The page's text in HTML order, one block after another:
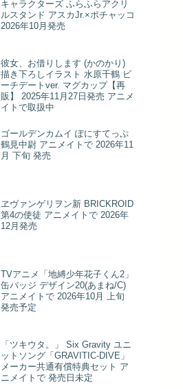
キャラクターズ ふらふらアクリ
ルスタンド アスカJr.×ポチャッコ
2026年10月発売
彼女、お借りします (かのかり)
描き下ろしイラスト 水原千鶴 ビ
ーチデートver. マグカップ【再
販】 2025年11月27日発売 アニメ
イトで取扱中
ゴールデンカムイ ぽにすてっぷ
鶴見中尉 アニメイトで 2026年11
月 下旬 発売
ヱヴァンゲリヲン新 BRICKROID
第4の使徒 アニメイトで 2026年
12月発売
TVアニメ「地縛少年花子くん2」
缶バッジ デザイン20(あまね/C)
アニメイトで 2026年10月 上旬
発売予定
「ツキウタ。」 Six Gravity ユニ
ットソング「GRAVITIC-DIVE」
メーカー共通有償特典セット ア
ニメイトで 発売日未定